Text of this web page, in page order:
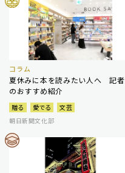
コラム
夏休みに本を読みたい人へ 記者
のおすすめ紹介
贈る 愛でる
文芸
朝日新聞文化部